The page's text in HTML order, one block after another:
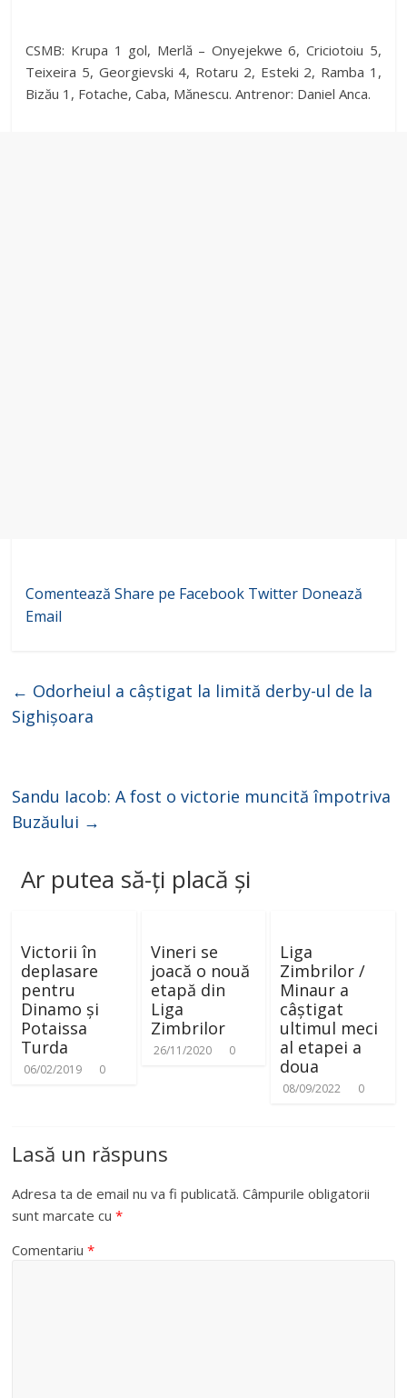
CSMB: Krupa 1 gol, Merlă – Onyejekwe 6, Criciotoiu 5,
Teixeira 5, Georgievski 4, Rotaru 2, Esteki 2, Ramba 1,
Bizău 1, Fotache, Caba, Mănescu. Antrenor: Daniel Anca.
Comentează Share pe Facebook Twitter Donează
Email
← Odorheiul a câștigat la limită derby-ul de la
Sighișoara
Sandu Iacob: A fost o victorie muncită împotriva
Buzăului →
Ar putea să-ți placă și
Victorii în
deplasare
pentru
Dinamo și
Potaissa
Turda
06/02/2019 0
Vineri se
joacă o nouă
etapă din
Liga
Zimbrilor
26/11/2020 0
Liga
Zimbrilor /
Minaur a
câștigat
ultimul meci
al etapei a
doua
08/09/2022 0
Lasă un răspuns
Adresa ta de email nu va fi publicată. Câmpurile obligatorii
sunt marcate cu*
Comentariu*